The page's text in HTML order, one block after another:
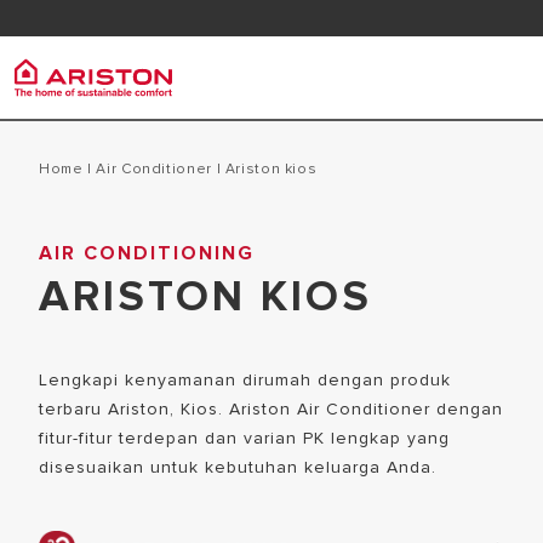
Kontak
Ariston Group
GRUP
Produk | Kategori
PEMANAS AIR LISTRIK
PEMANAS AIR GAS
PEMANAS AIR TENAGA SURYA
AIR CONDITIONER
ARISTON NET
PEMANAS
PEMANAS
Home | Air Conditioner | ariston kios
AIR CONDITIONING
ARISTON KIOS
Lengkapi kenyamanan dirumah dengan produk
terbaru Ariston, Kios. Ariston Air Conditioner dengan
fitur-fitur terdepan dan varian PK lengkap yang
disesuaikan untuk kebutuhan keluarga Anda.